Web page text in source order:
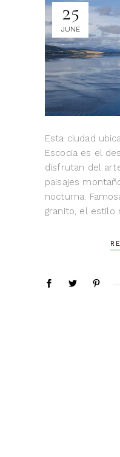
25
JUNE
Esta ciudad
Escocia es el
disfrutan del
paisajes
nocturna.
granito, el estilo